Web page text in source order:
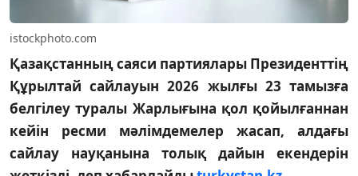
istockphoto.com
Қазақстанның саяси партиялары Президенттің
Құрылтай сайлауын 2026 жылғы 23 тамызға
белгілеу туралы Жарлығына қол қойылғаннан
кейін ресми мәлімдемелер жасап, алдағы
сайлау науқанына толық дайын екендерін